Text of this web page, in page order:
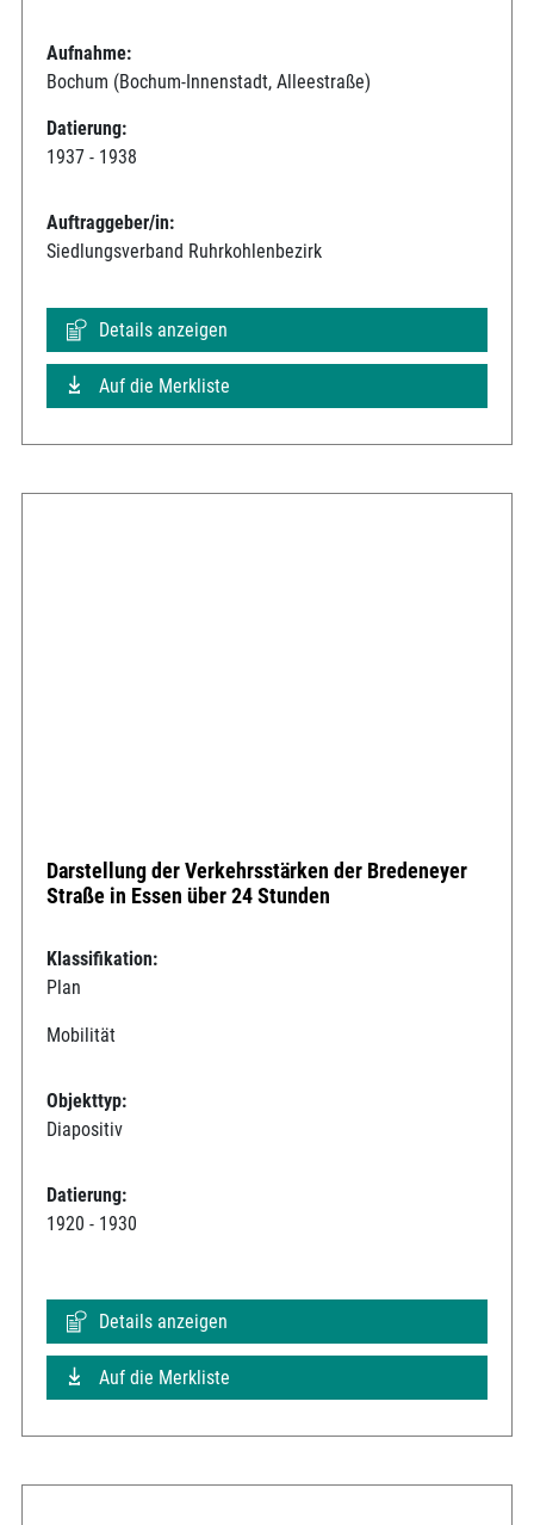
Aufnahme:
Bochum (Bochum-Innenstadt, Alleestraße)
Datierung:
1937 - 1938
Auftraggeber/in:
Siedlungsverband Ruhrkohlenbezirk
Details anzeigen
Auf die Merkliste
Darstellung der Verkehrsstärken der Bredeneyer
Straße in Essen über 24 Stunden
Klassifikation:
Plan
Mobilität
Objekttyp:
Diapositiv
Datierung:
1920 - 1930
Details anzeigen
Auf die Merkliste